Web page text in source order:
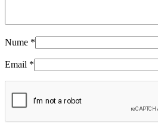
Nume *
Email *